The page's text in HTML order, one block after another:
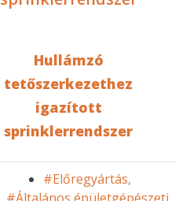
Hullámzó
tetőszerkezethez
igazított
sprinklerrendszer
#Előregyártás,